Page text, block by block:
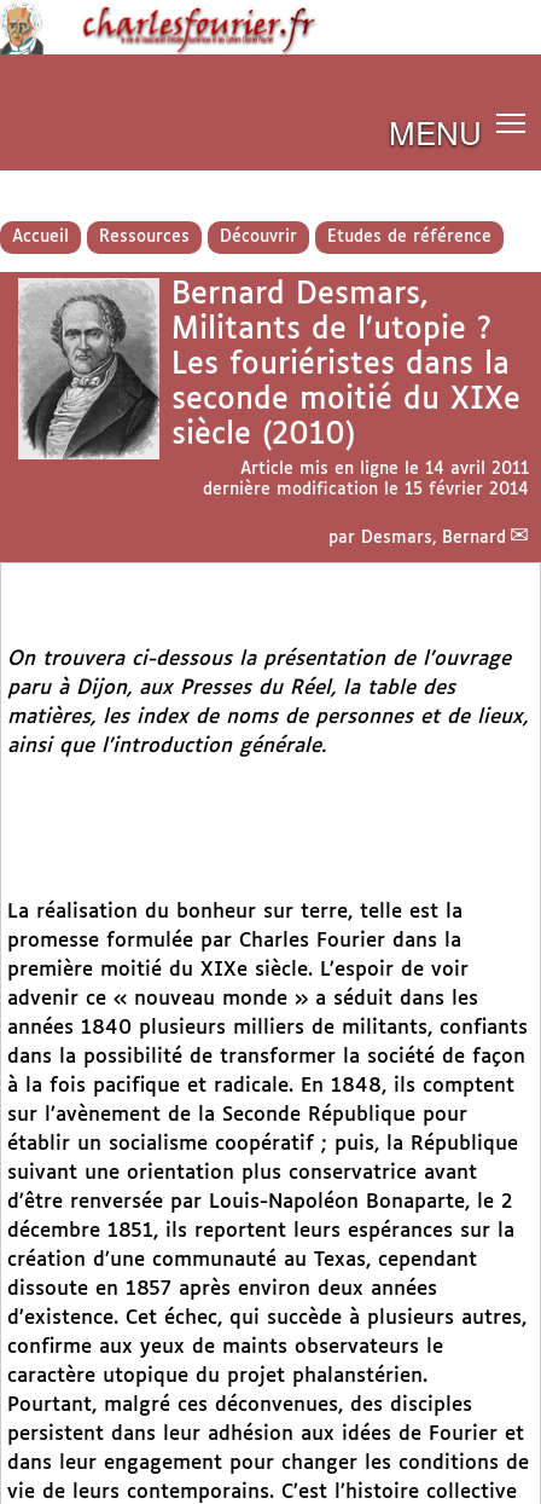
MENU
Accueil Ressources Découvrir Etudes de référence
Bernard Desmars,
Militants de l’utopie ?
Les fouriéristes dans la
seconde moitié du XIXe
siècle (2010)
Article mis en ligne le 14 avril 2011
dernière modification le 15 février 2014
par Desmars, Bernard
On trouvera ci-dessous la présentation de l’ouvrage
paru à Dijon, aux Presses du Réel, la table des
matières, les index de noms de personnes et de lieux,
ainsi que l’introduction générale.
La réalisation du bonheur sur terre, telle est la
promesse formulée par Charles Fourier dans la
première moitié du XIXe siècle. L’espoir de voir
advenir ce « nouveau monde » a séduit dans les
années 1840 plusieurs milliers de militants, confiants
dans la possibilité de transformer la société de façon
à la fois pacifique et radicale. En 1848, ils comptent
sur l’avènement de la Seconde République pour
établir un socialisme coopératif ; puis, la République
suivant une orientation plus conservatrice avant
d’être renversée par Louis-Napoléon Bonaparte, le 2
décembre 1851, ils reportent leurs espérances sur la
création d’une communauté au Texas, cependant
dissoute en 1857 après environ deux années
d’existence. Cet échec, qui succède à plusieurs autres,
confirme aux yeux de maints observateurs le
caractère utopique du projet phalanstérien.
Pourtant, malgré ces déconvenues, des disciples
persistent dans leur adhésion aux idées de Fourier et
dans leur engagement pour changer les conditions de
vie de leurs contemporains. C’est l’histoire collective